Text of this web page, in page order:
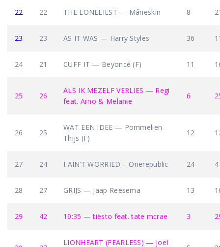
22 22 THE LONELIEST — Måneskin 8
23 23 AS IT WAS — Harry Styles 36
24 21 CUFF IT — Beyoncé (F) 11
25 26
ALS IK MEZELF VERLIES — Regi
feat. Arno & Melanie
6
26 25
WAT EEN IDEE — Pommelien
Thijs (F)
12
27 24 I AIN’T WORRIED – Onerepublic 24 4
28 27 GRIJS — Jaap Reesema 13
29 42 10:35 — tiësto feat. tate mcrae 3
LIONHEART (FEARLESS) — joel